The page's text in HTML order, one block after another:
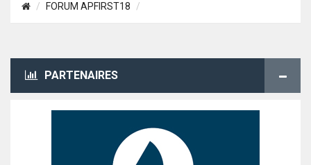
FORUM APFIRST18
PARTENAIRES